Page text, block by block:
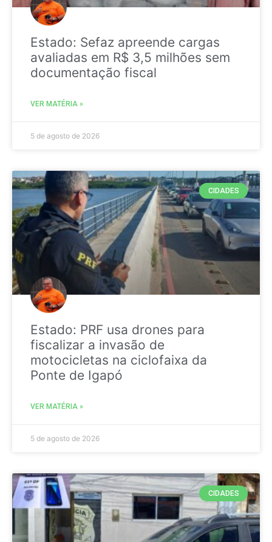
Estado: Sefaz apreende cargas
avaliadas em R$ 3,5 milhões sem
documentação fiscal
VER MATÉRIA »
5 de agosto de 2026
CIDADES
Estado: PRF usa drones para
fiscalizar a invasão de
motocicletas na ciclofaixa da
Ponte de Igapó
VER MATÉRIA »
5 de agosto de 2026
CIDADES